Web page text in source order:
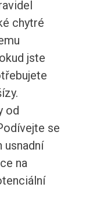
chytré
jste
od
se
usnadní
na